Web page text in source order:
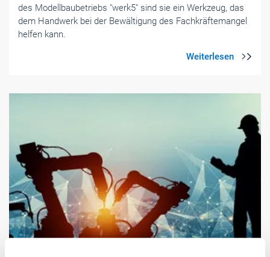
des Modellbaubetriebs "werk5" sind sie ein Werkzeug, das
dem Handwerk bei der Bewältigung des Fachkräftemangel
helfen kann.